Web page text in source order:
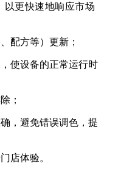
以更快速地响应市场
配方等）更新；
使设备的正常运行时
；
，避免错误调色，提
店体验。